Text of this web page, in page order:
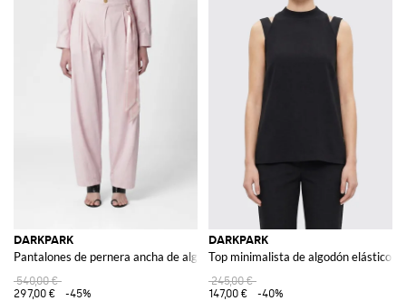
DARKPARK
Pantalones de pernera ancha de algodón
540,00 €
297,00 €
-45%
DARKPARK
Top minimalista de algodón elástico
245,00 €
147,00 €
-40%